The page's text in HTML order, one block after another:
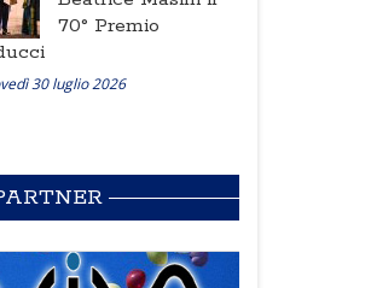
70° Premio
30 luglio 2026